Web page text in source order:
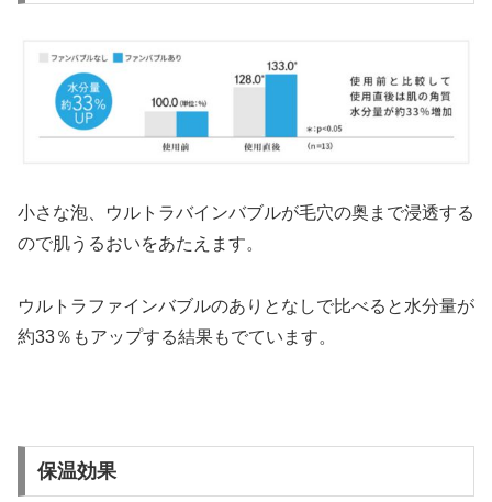
小さな泡、ウルトラバインバブルが毛穴の奥まで浸透する
ので肌うるおいをあたえます。
ウルトラファインバブルのありとなしで比べると水分量が
約33％もアップする結果もでています。
保温効果